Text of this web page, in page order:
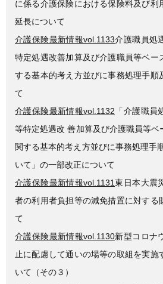
に係る介護保険における保険料及び利
延長について
介護保険最新情報vol.1133介護職員処
特定処遇改善加算及び介護職員等ベー
する基本的考え方並びに事務処理手順
て
介護保険最新情報vol.1132 「介護職員
等特定処遇改 善加算及び介護職員等ベ
関する基本的考え方並びに事務処理手
いて」の一部改正について
介護保険最新情報vol.1131東日本大震
者の利用者負担等の減免措置に対する
て
介護保険最新情報vol.1130新型コロナ
止に配慮して通いの場等の取組を実施
いて（その３）